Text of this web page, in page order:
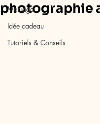
Mariage
Idée cadeau
Tutoriels & Conseils
photographie